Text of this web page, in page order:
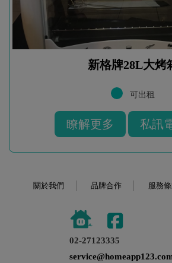
新格牌28L大烤
可出租
瞭解更多 私訊
關於我們 品牌合作 服務
02-27123335